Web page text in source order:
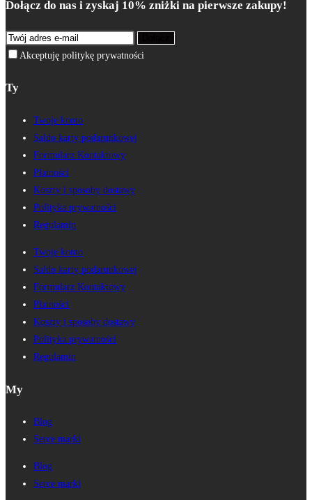
Dołącz do nas i zyskaj 10% zniżki na pierwsze zakupy!
Akceptuję politykę prywatności
Ty
Twoje konto
Saldo karty podarunkowej
Formularz Kontaktowy
Płatności
Koszty i sposoby dostawy
Polityka prywatności
Regulamin
Twoje konto
Saldo karty podarunkowej
Formularz Kontaktowy
Płatności
Koszty i sposoby dostawy
Polityka prywatności
Regulamin
My
Blog
Serce marki
Blog
Serce marki